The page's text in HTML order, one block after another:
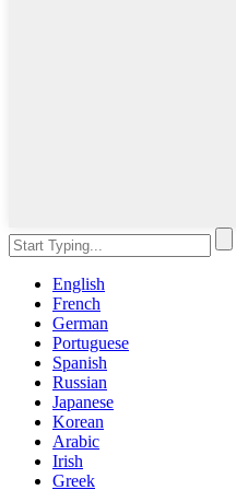
English
French
German
Portuguese
Spanish
Russian
Japanese
Korean
Arabic
Irish
Greek